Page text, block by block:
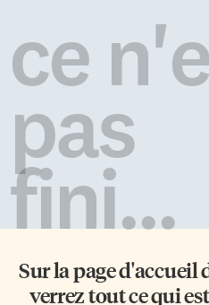
ce
pas
fini...
Sur la page d'accueil
verrez tout ce qui